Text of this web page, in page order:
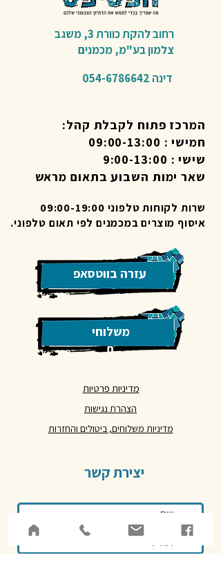
רחוב להקת כוורת 3,
משגב
צלמון בע"מ,מכמנים​
דינה 054-6786642
המרכז פתוח לקבלת קהל:
חמישי : 09:00-13:00
שישי : 9:00-13:00
שאר ימות השבוע בתאום מראש
שרות לקוחות טלפוני 09:00-19:00
איסוף מוצרים במכמנים לפי תאום טלפוני.
עזרה בווטסאפ
משלוחי
ם
מדיניות פרטיות
הצהרת נגישות
מדיניות משלוחים, ביטולים והחזרות
יצירת קשר